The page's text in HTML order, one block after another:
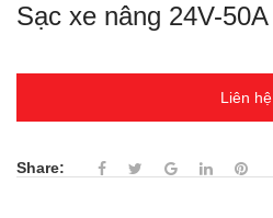
Sạc xe nâng 24V-50A
Liên hệ
Share: